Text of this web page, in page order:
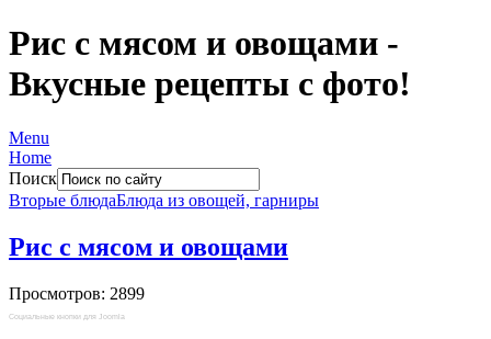
Рис с мясом и овощами -
Вкусные рецепты с фото!
Menu
Home
Поиск
Вторые блюдаБлюда из овощей, гарниры
Рис с мясом и овощами
Просмотров: 2899
Социальные кнопки для Joomla